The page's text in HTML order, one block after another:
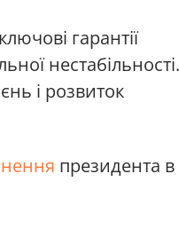
гарантії
нестабільності.
і розвиток
президента в